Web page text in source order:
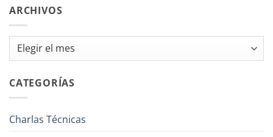
ARCHIVOS
Archivos
CATEGORÍAS
Charlas Técnicas